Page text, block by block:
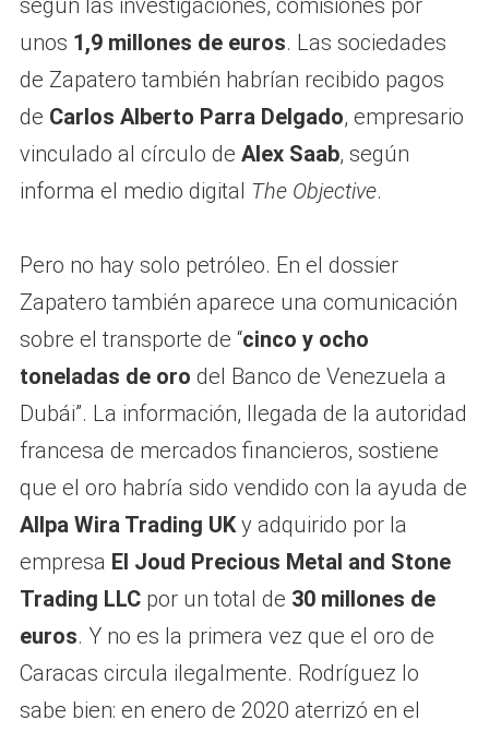
unos 1,9 millones de euros. Las sociedades
de Zapatero también habrían recibido pagos
de Carlos Alberto Parra Delgado, empresario
vinculado al círculo de Alex Saab, según
informa el medio digital The Objective.
Pero no hay solo petróleo. En el dossier
Zapatero también aparece una comunicación
sobre el transporte de “cinco y ocho
toneladas de oro del Banco de Venezuela a
Dubái”. La información, llegada de la autoridad
francesa de mercados financieros, sostiene
que el oro habría sido vendido con la ayuda de
Allpa Wira Trading UKy adquirido por la
empresa El Joud Precious Metal and Stone
Trading LLCpor un total de 30 millones de
euros. Y no es la primera vez que el oro de
Caracas circula ilegalmente. Rodríguez lo
sabe bien: en enero de 2020 aterrizó en el